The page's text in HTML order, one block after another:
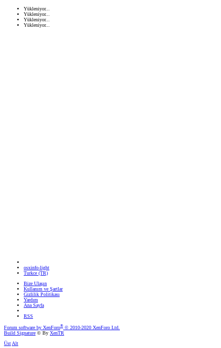
Yükleniyor...
Yükleniyor...
Yükleniyor...
Yükleniyor...
osxinfo-light
Turkce (TR)
Bize Ulaşın
Kullanım ve Şartlar
Gizlilik Politikası
Yardım
Ana Sayfa
RSS
Forum software by XenForo® © 2010-2020 XenForo Ltd.
Build Signature © By XenTR
ÜstAlt